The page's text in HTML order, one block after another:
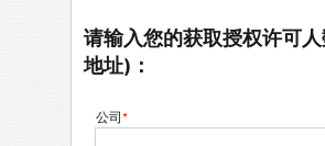
请输入您的获取授权许可
地址)：
公司*